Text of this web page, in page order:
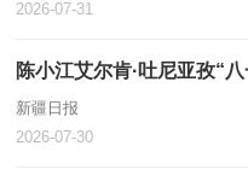
2026-07-31
新疆日报
2026-07-30